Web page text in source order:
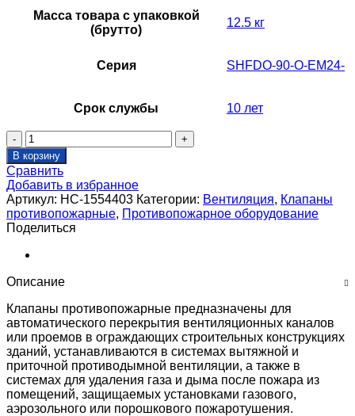
Масса товара с упаковкой
(брутто)
12.5 кг
Серия SHFDO-90-O-EM24-
Срок службы 10 лет
Количество
товара
Клапан
противопожарный
SHUFT
SHFDO-
90-
O-
1250_1000-
0-
0-
0
В корзину
Сравнить
Добавить в избранное
Артикул: НС-1554403 Категории: Вентиляция, Клапаны
противопожарные, Противопожарное оборудование
Поделиться
Описание
Клапаны противопожарные предназначены для
автоматического перекрытия вентиляционных каналов
или проемов в ограждающих строительных конструкциях
зданий, устанавливаются в системах вытяжной и
приточной противодымной вентиляции, а также в
системах для удаления газа и дыма после пожара из
помещений, защищаемых установками газового,
аэрозольного или порошкового пожаротушения.